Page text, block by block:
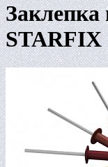
STARFIX